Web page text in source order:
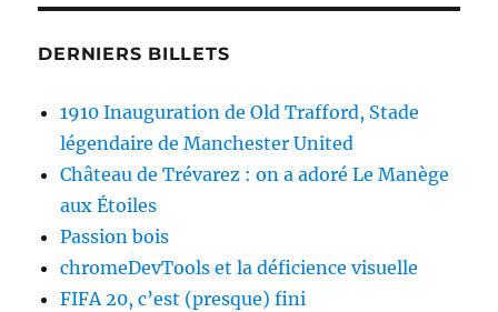
DERNIERS BILLETS
1910 Inauguration de Old Trafford, Stade
légendaire de Manchester United
Château de Trévarez : on a adoré Le Manège
aux Étoiles
Passion bois
chromeDevTools et la déficience visuelle
FIFA 20, c’est (presque) fini